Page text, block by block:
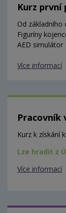
Kurz první
Od základního
Figuríny
AED simulátor
Více informací
Pracovník
Kurz k získání
Lze hradit z
Více informací